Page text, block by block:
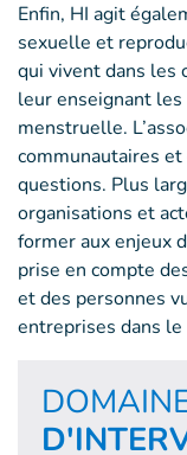
Enfin, HI agit
sexuelle et
qui vivent dans les
leur enseignant les
menstruelle.
communautaires
questions. Plus
organisations et
former aux enjeux
prise en compte
et des personnes
entreprises dans le